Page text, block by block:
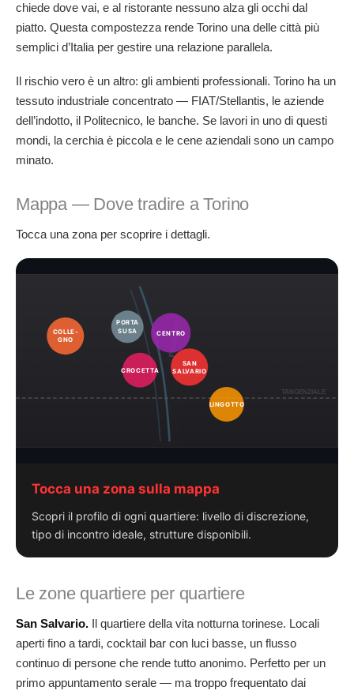
chiede dove vai, e al ristorante nessuno alza gli occhi dal
piatto. Questa compostezza rende Torino una delle città più
semplici d’Italia per gestire una relazione parallela.
Il rischio vero è un altro: gli ambienti professionali. Torino ha un
tessuto industriale concentrato — FIAT/Stellantis, le aziende
dell’indotto, il Politecnico, le banche. Se lavori in uno di questi
mondi, la cerchia è piccola e le cene aziendali sono un campo
minato.
Mappa — Dove tradire a Torino
Tocca una zona per scoprire i dettagli.
FIUME PO
TANGENZIALE
SAN
SALVARIO
CROCETTA
CENTRO
LINGOTTO
COLLE-
GNO
PORTA
SUSA
Tocca una zona sulla mappa
Scopri il profilo di ogni quartiere: livello di discrezione,
tipo di incontro ideale, strutture disponibili.
Le zone quartiere per quartiere
San Salvario. Il quartiere della vita notturna torinese. Locali
aperti fino a tardi, cocktail bar con luci basse, un flusso
continuo di persone che rende tutto anonimo. Perfetto per un
primo appuntamento serale — ma troppo frequentato dai